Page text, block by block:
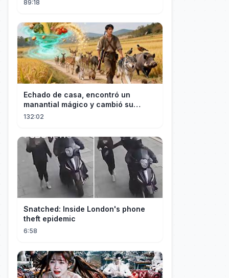
89:18
Echado de casa, encontró un
manantial mágico y cambió su
destino convirtiéndose en el más
132:02
Snatched: Inside London's phone
theft epidemic
6:58